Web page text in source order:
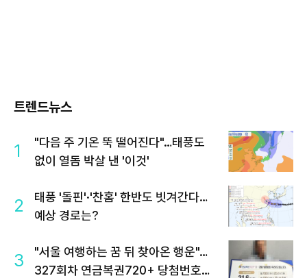
트렌드뉴스
1
"다음 주 기온 뚝 떨어진다"…태풍도
없이 열돔 박살 낸 '이것'
2
태풍 '돌핀'·'찬홈' 한반도 빗겨간다…
예상 경로는?
3
"서울 여행하는 꿈 뒤 찾아온 행운"…
327회차 연금복권720+ 당첨번호조